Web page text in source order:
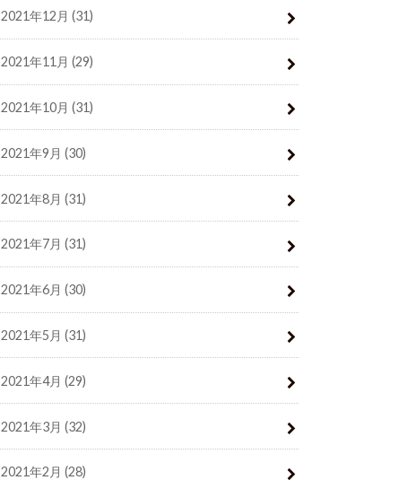
2021年12月 (31)
2021年11月 (29)
2021年10月 (31)
2021年9月 (30)
2021年8月 (31)
2021年7月 (31)
2021年6月 (30)
2021年5月 (31)
2021年4月 (29)
2021年3月 (32)
2021年2月 (28)